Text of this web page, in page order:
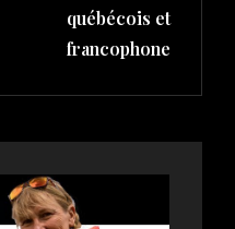
québécois et
francophone